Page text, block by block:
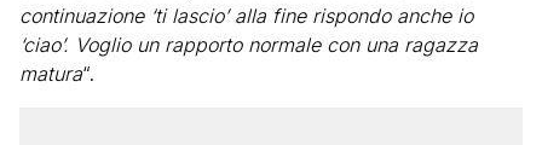
continuazione ‘ti lascio’ alla fine rispondo anche io
‘ciao’. Voglio un rapporto normale con una ragazza
matura“.